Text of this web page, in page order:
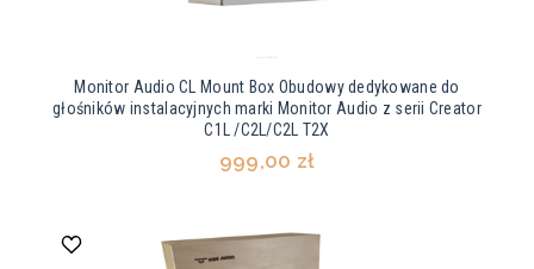
Monitor Audio CL Mount Box Obudowy dedykowane do
głośników instalacyjnych marki Monitor Audio z serii Creator
C1L /C2L/C2L T2X
999,00 zł